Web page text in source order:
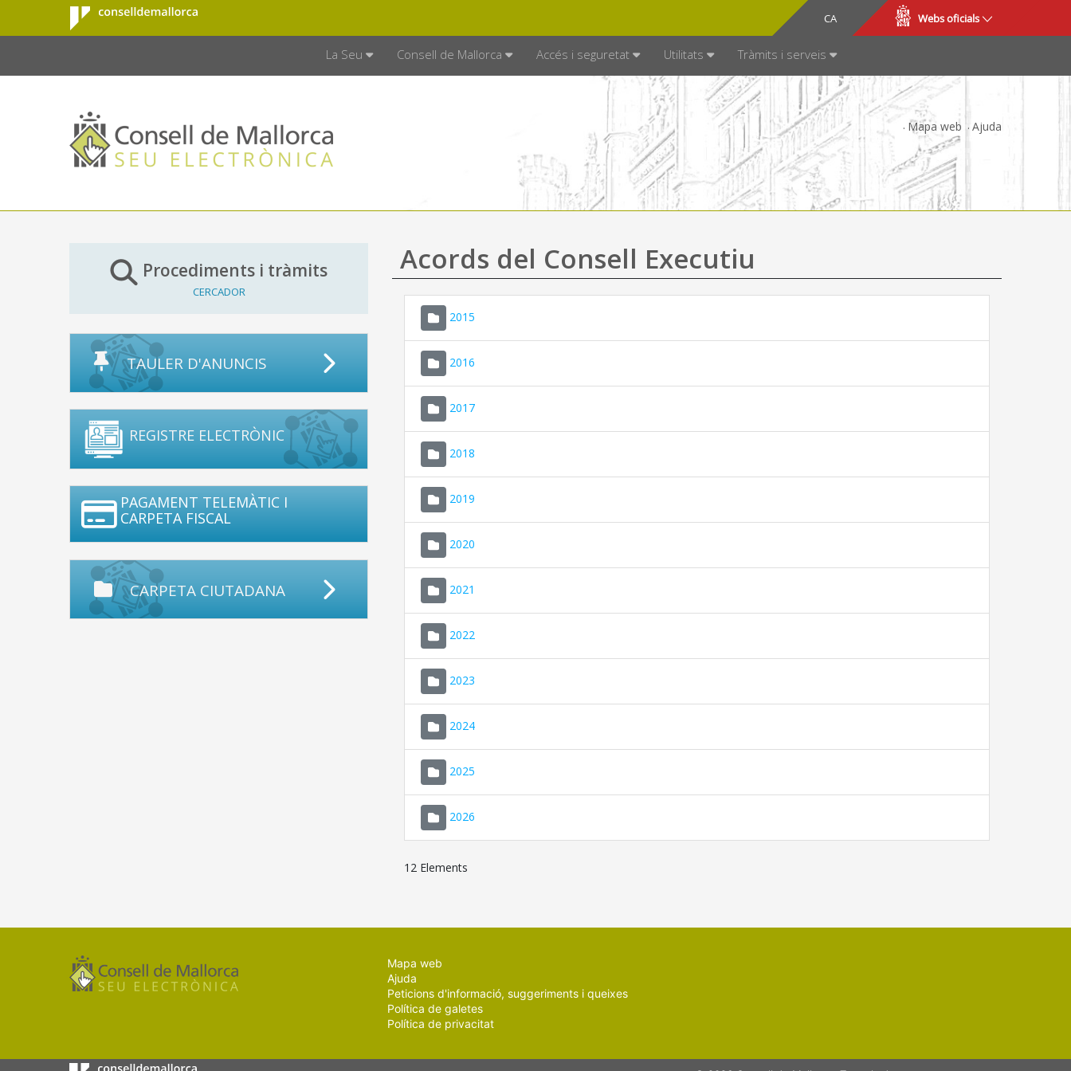
Salta al contingut principal
Consell de
Mallorca
CA
ES Webs oficials
La Seu Consell de Mallorca Accés i seguretat Utilitats Tràmits i serveis
Mapa web Ajuda
Procediments i tràmits
CERCADOR
TAULER D'ANUNCIS
REGISTRE ELECTRÒNIC
PAGAMENT TELEMÀTIC I
CARPETA FISCAL
CARPETA CIUTADANA
Acords del Consell Executiu
2015
2016
2017
2018
2019
2020
2021
2022
2023
2024
2025
2026
12 Elements
Mapa web
Ajuda
Peticions d'informació, suggeriments i queixes
Política de galetes
Política de privacitat